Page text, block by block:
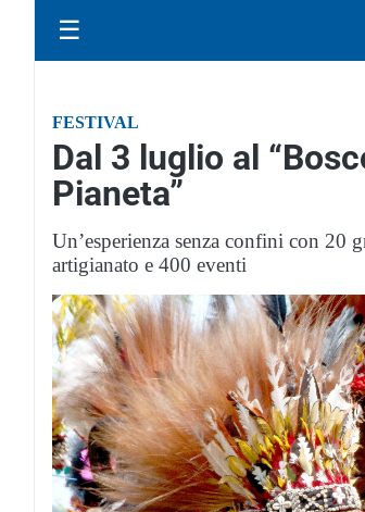
☰
FESTIVAL
Dal 3 luglio al
Pianeta”
Un’esperienza senza confini con
artigianato e 400 eventi